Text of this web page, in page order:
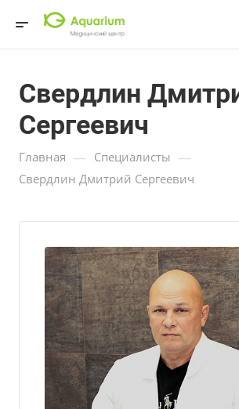
Свердлин
Сергеевич
Главная — Специалисты —
Свердлин Дмитрий Сергеевич